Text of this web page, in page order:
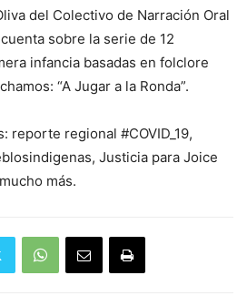
del Colectivo de Narración Oral
sobre la serie de 12
infancia basadas en folclore
“A Jugar a la Ronda”.
reporte regional #COVID_19,
Justicia para Joice
más.